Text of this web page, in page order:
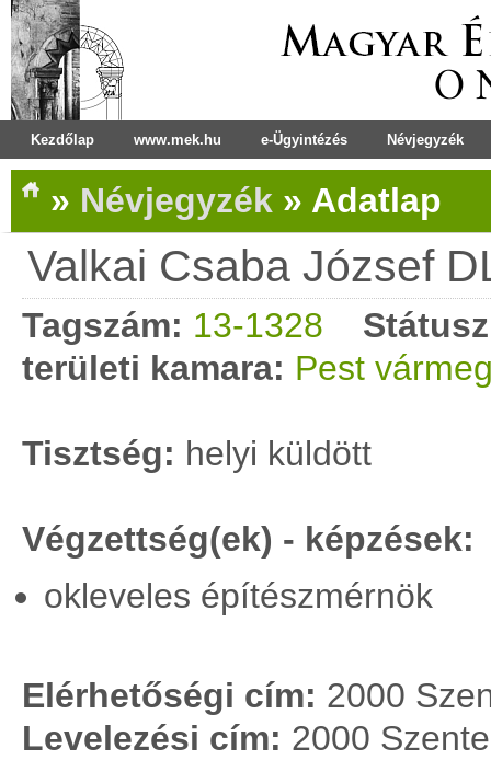
Kezdőlap www.mek.hu e-Ügyintézés Névjegyzék
» Névjegyzék » Adatlap
Valkai Csaba József
Tagszám: 13-1328
területi kamara: Pest
Tisztség: helyi küldött
Végzettség(ek) - képzések:
okleveles építészmérnök
Elérhetőségi cím: 2000
Levelezési cím: 2000